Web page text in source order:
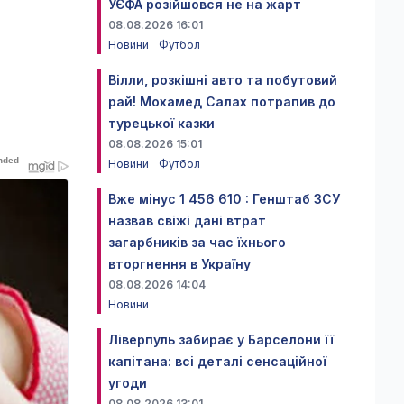
УЄФА розійшовся не на жарт
08.08.2026 16:01
Новини
Футбол
Вілли, розкішні авто та побутовий
рай! Мохамед Салах потрапив до
турецької казки
08.08.2026 15:01
Новини
Футбол
Вже мінус 1 456 610 : Генштаб ЗСУ
назвав свіжі дані втрат
загарбників за час їхнього
вторгнення в Україну
08.08.2026 14:04
Новини
Ліверпуль забирає у Барселони її
капітана: всі деталі сенсаційної
угоди